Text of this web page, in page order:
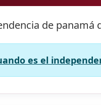
de panamá
es el